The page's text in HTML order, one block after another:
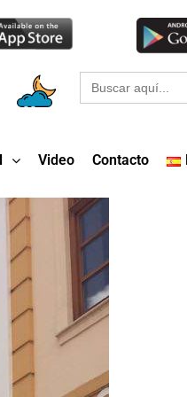
Buscar:
Video Contacto